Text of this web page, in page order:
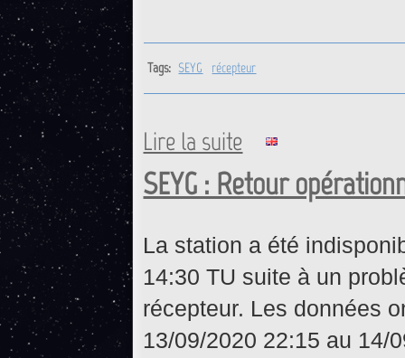
Tags: SEYG récepteur
Lire la suite de SEYG : Changement de
SEYG : Retour
La station a été
14:30 TU suite à un
récepteur. Les données
13/09/2020 22:15 au 14/